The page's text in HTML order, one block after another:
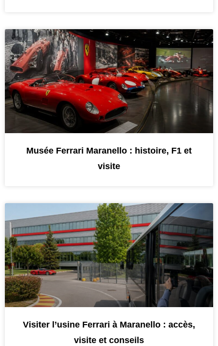
Musée Ferrari Maranello : histoire, F1 et
visite
Visiter l’usine Ferrari à Maranello : accès,
visite et conseils